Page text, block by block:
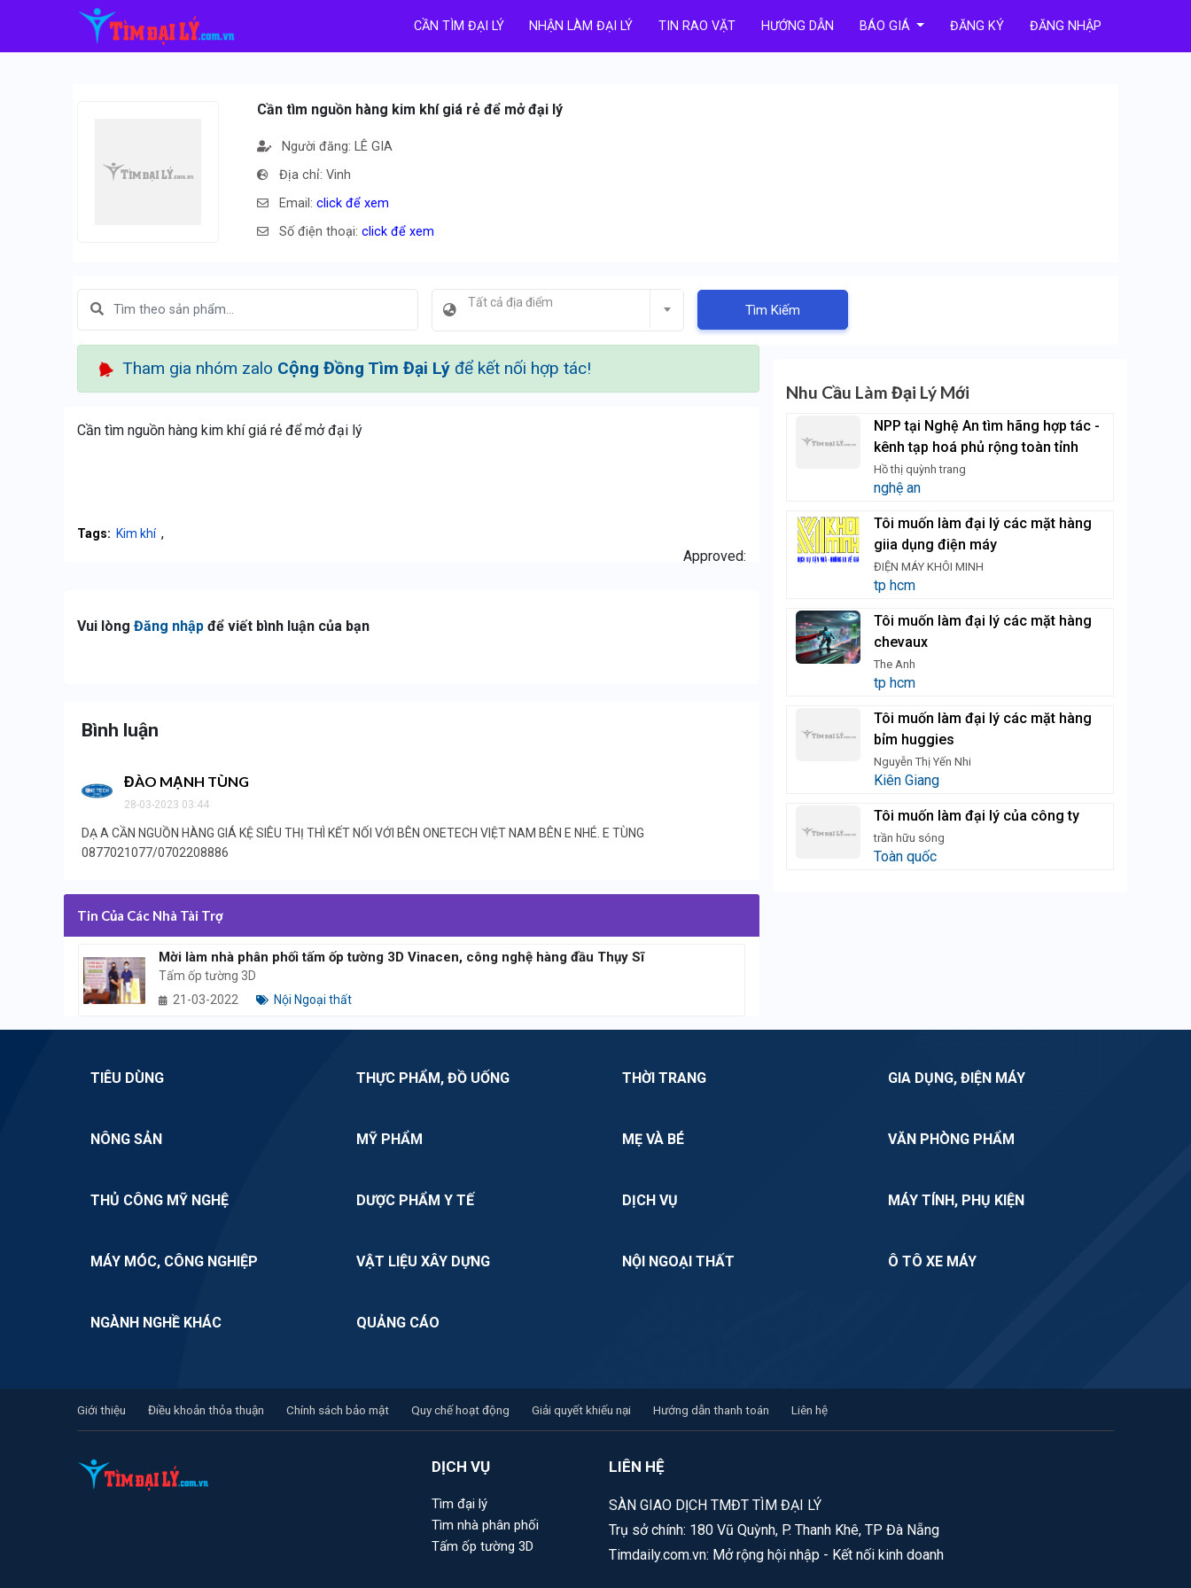
CẦN TÌM ĐẠI LÝ NHẬN LÀM ĐẠI LÝ TIN RAO VẶT HƯỚNG DẪN BÁO GIÁ ĐĂNG KÝ ĐĂNG NHẬP
Cần tìm nguồn hàng kim khí giá rẻ để mở đại lý
Người đăng: LÊ GIA
Địa chỉ: Vinh
Email:click để xem
Số điện thoại:click để xem
Tất cả địa điểm Tìm Kiếm
Tham gia nhóm zalo Cộng Đồng Tìm Đại Lý để kết nối hợp tác!
Cần tìm nguồn hàng kim khí giá rẻ để mở đại lý
Tags: Kim khí ,
Approved:
Vui lòng Đăng nhập để viết bình luận của bạn
Bình luận
ĐÀO MẠNH TÙNG
28-03-2023 03:44
DẠ A CẦN NGUỒN HÀNG GIÁ KỆ SIÊU THỊ THÌ KẾT NỐI VỚI BÊN ONETECH VIỆT NAM BÊN E NHÉ. E TÙNG
0877021077/0702208886
Tin Của Các Nhà Tài Trợ
Mời làm nhà phân phối tấm ốp tường 3D Vinacen, công nghệ hàng đầu Thụy Sĩ
Tấm ốp tường 3D
21-03-2022
Nội Ngoại thất
Nhu Cầu Làm Đại Lý Mới
NPP tại Nghệ An tìm hãng hợp tác -
kênh tạp hoá phủ rộng toàn tỉnh
Hồ thị quỳnh trang
nghệ an
Tôi muốn làm đại lý các mặt hàng
giia dụng điện máy
ĐIỆN MÁY KHÔI MINH
tp hcm
Tôi muốn làm đại lý các mặt hàng
chevaux
The Anh
tp hcm
Tôi muốn làm đại lý các mặt hàng
bỉm huggies
Nguyễn Thị Yến Nhi
Kiên Giang
Tôi muốn làm đại lý của công ty
trần hữu sóng
Toàn quốc
TIÊU DÙNG THỰC PHẨM, ĐỒ UỐNG THỜI TRANG GIA DỤNG, ĐIỆN MÁY
NÔNG SẢN MỸ PHẨM MẸ VÀ BÉ VĂN PHÒNG PHẨM
THỦ CÔNG MỸ NGHỆ DƯỢC PHẨM Y TẾ DỊCH VỤ MÁY TÍNH, PHỤ KIỆN
MÁY MÓC, CÔNG NGHIỆP VẬT LIỆU XÂY DỰNG NỘI NGOẠI THẤT Ô TÔ XE MÁY
NGÀNH NGHỀ KHÁC QUẢNG CÁO
Giới thiệu Điều khoản thỏa thuận Chính sách bảo mật Quy chế hoạt động Giải quyết khiếu nại Hướng dẫn thanh toán Liên hệ
DỊCH VỤ
Tìm đại lý
Tìm nhà phân phối
Tấm ốp tường 3D
LIÊN HỆ
SÀN GIAO DỊCH TMĐT TÌM ĐẠI LÝ
Trụ sở chính: 180 Vũ Quỳnh, P. Thanh Khê, TP Đà Nẵng
Timdaily.com.vn: Mở rộng hội nhập - Kết nối kinh doanh